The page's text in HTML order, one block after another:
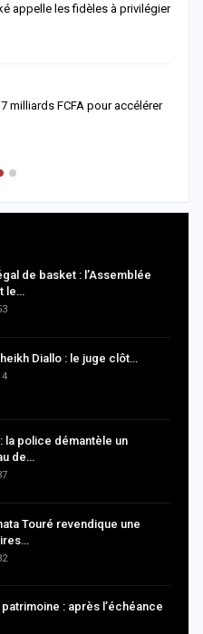
confiance au Sénégal avec un
de Feeñal Digital
ferme
de basket : l’Assemblée
le…
Diallo : le juge clôt…
la police démantèle un
de…
Touré revendique une
: après l’échéance